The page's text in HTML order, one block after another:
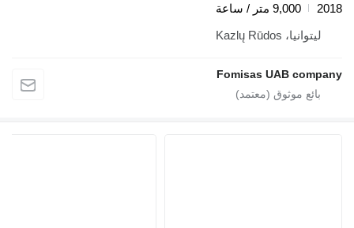
2018
9,000 متر / ساعة
ليتوانيا، Kazlų Rūdos
Fomisas UAB company